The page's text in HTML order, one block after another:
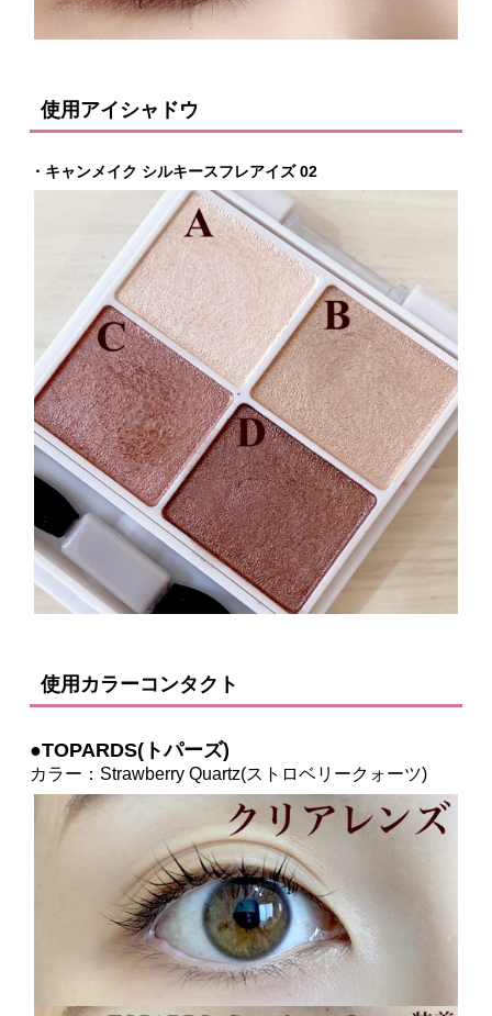
使用アイシャドウ
・キャンメイク シルキースフレアイズ 02
使用カラーコンタクト
●TOPARDS(トパーズ)
カラー：Strawberry Quartz(ストロベリークォーツ)